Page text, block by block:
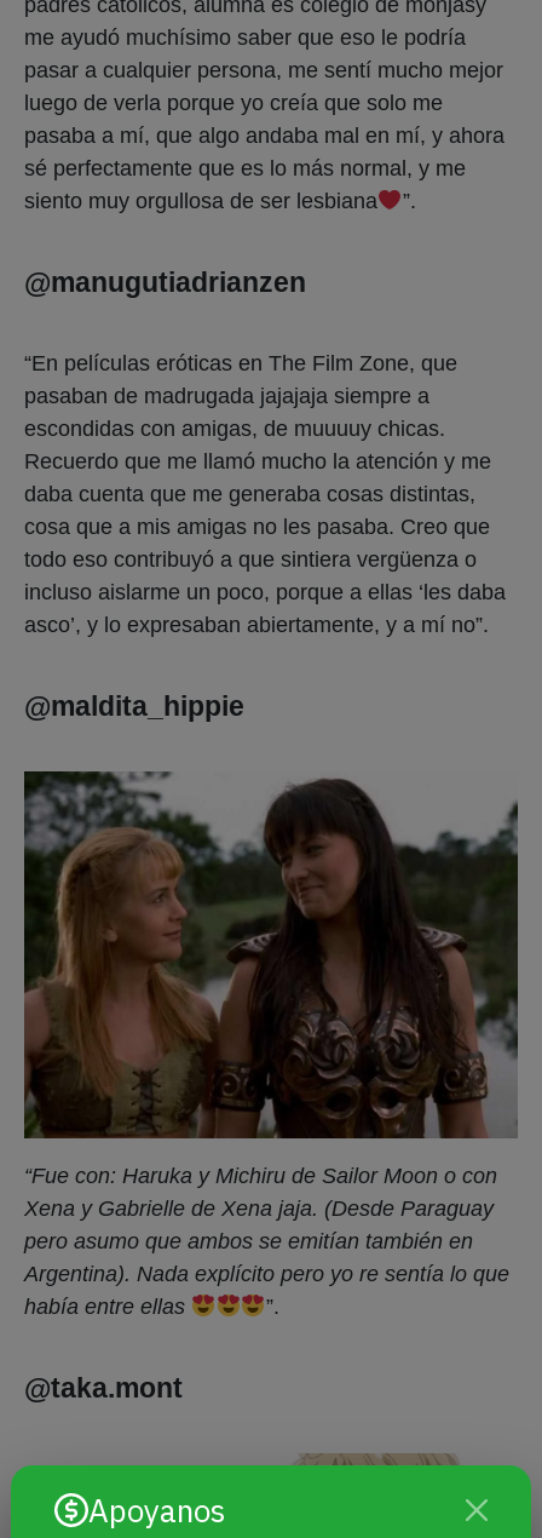
Apoyanos
me ayudó muchísimo saber que eso le podría
pasar a cualquier persona, me sentí mucho mejor
luego de verla porque yo creía que solo me
pasaba a mí, que algo andaba mal en mí, y ahora
sé perfectamente que es lo más normal, y me
siento muy orgullosa de ser lesbiana
”.
@manugutiadrianzen
“En películas eróticas en The Film Zone, que
pasaban de madrugada jajajaja siempre a
escondidas con amigas, de muuuuy chicas.
Recuerdo que me llamó mucho la atención y me
daba cuenta que me generaba cosas distintas,
cosa que a mis amigas no les pasaba. Creo que
todo eso contribuyó a que sintiera vergüenza o
incluso aislarme un poco, porque a ellas ‘les daba
asco’, y lo expresaban abiertamente, y a mí no”.
@maldita_hippie
“Fue con: Haruka y Michiru de Sailor Moon o con
Xena y Gabrielle de Xena jaja. (Desde Paraguay
pero asumo que ambos se emitían también en
Argentina). Nada explícito pero yo re sentía lo que
había entre ellas
”.
@taka.mont